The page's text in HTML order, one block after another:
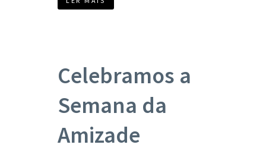
Celebramos a
Semana da
Amizade